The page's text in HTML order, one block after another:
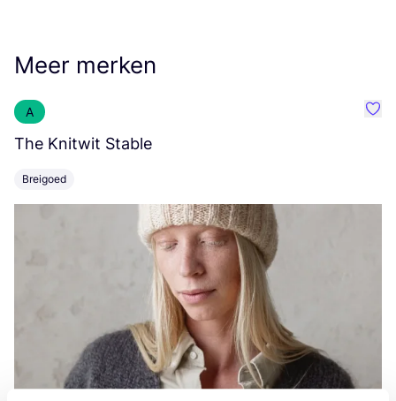
Meer merken
A
The Knitwit Stable
Breigoed